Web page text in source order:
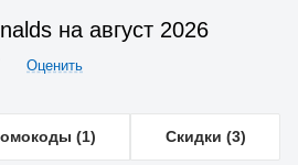
на август 2026
Оценить
(1) Скидки (3)